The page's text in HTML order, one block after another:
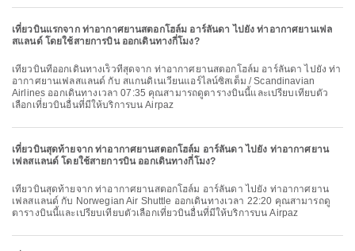
เที่ยวบินแรกจาก ท่าอากาศยานสตอกโฮล์ม อาร์ลันดา ไปยัง ท่าอากาศยานเฟล
สแลนด์ โดยใช้สายการบิน ออกเดินทางกี่โมง?
เที่ยวบินที่ออกเดินทางเร็วที่สุดจาก ท่าอากาศยานสตอกโฮล์ม อาร์ลันดา ไปยัง ท่า
อากาศยานเฟลสแลนด์ กับ สแกนดิเนเวียนแอร์ไลน์ซิสเต็ม / Scandinavian
Airlines ออกเดินทางเวลา 07:35 คุณสามารถดูตารางบินนี้และเปรียบเทียบตัว
เลือกเที่ยวบินอื่นที่มีให้บริการบน Airpaz
เที่ยวบินสุดท้ายจาก ท่าอากาศยานสตอกโฮล์ม อาร์ลันดา ไปยัง ท่าอากาศยาน
เฟลสแลนด์ โดยใช้สายการบิน ออกเดินทางกี่โมง?
เที่ยวบินสุดท้ายจาก ท่าอากาศยานสตอกโฮล์ม อาร์ลันดา ไปยัง ท่าอากาศยาน
เฟลสแลนด์ กับ Norwegian Air Shuttle ออกเดินทางเวลา 22:20 คุณสามารถดู
ตารางบินนี้และเปรียบเทียบตัวเลือกเที่ยวบินอื่นที่มีให้บริการบน Airpaz